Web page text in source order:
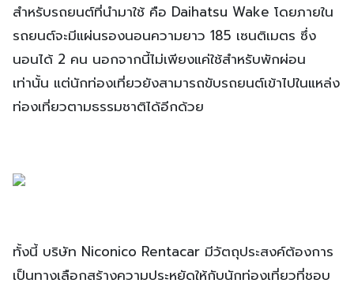
สำหรับรถยนต์ที่นำมาใช้ คือ Daihatsu Wake โดยภายใน
รถยนต์จะมีแผ่นรองนอนความยาว 185 เซนติเมตร ซึ่ง
นอนได้ 2 คน นอกจากนี้ไม่เพียงแค่ใช้สำหรับพักผ่อน
เท่านั้น แต่นักท่องเที่ยวยังสามารถขับรถยนต์เข้าไปในแหล่ง
ท่องเที่ยวตามธรรมชาติได้อีกด้วย
ทั้งนี้ บริษัท Niconico Rentacar มีวัตถุประสงค์ต้องการ
เป็นทางเลือกสร้างความประหยัดให้กับนักท่องเที่ยวที่ชอบ